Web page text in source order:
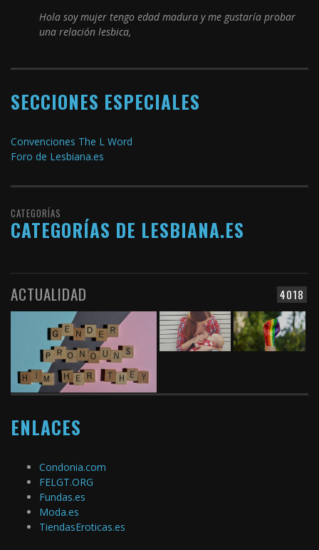
Hola soy mujer tengo edad madura y me gustaría probar
una relación lesbica,
SECCIONES ESPECIALES
Convenciones The L Word
Foro de Lesbiana.es
CATEGORÍAS
CATEGORÍAS DE LESBIANA.ES
4018
ACTUALIDAD
ENLACES
Condonia.com
FELGT.ORG
Fundas.es
Moda.es
TiendasEroticas.es